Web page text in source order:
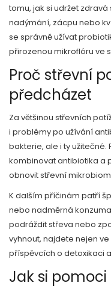
tomu, jak si udržet
nadýmání, zácpu nebo
se správně užívat
přirozenou mikroflóru ve
Proč střevní
předcházet
Za většinou střevních
i problémy po užívání
bakterie, ale i ty užitečné.
kombinovat antibiotika a
obnovit střevní
K dalším příčinám patří
nebo nadměrná
podráždit střeva nebo
vyhnout, najdete nejen
příspěvcích o detoxikaci
Jak si